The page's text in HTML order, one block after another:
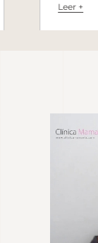
Leer +